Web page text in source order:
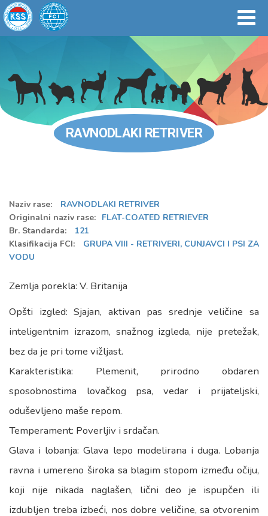
RAVNODLAKI RETRIVER
Naziv rase:
RAVNODLAKI RETRIVER
Originalni naziv rase: FLAT-COATED RETRIEVER
Br. Standarda:
121
Klasifikacija FCI:
GRUPA VIII - RETRIVERI, CUNJAVCI I PSI ZA
VODU
Zemlja porekla: V. Britanija
Opšti izgled: Sjajan, aktivan pas srednje veličine sa
inteligentnim izrazom, snažnog izgleda, nije pretežak,
bez da je pri tome vižljast.
Karakteristika: Plemenit, prirodno obdaren
sposobnostima lovačkog psa, vedar i prijateljski,
oduševljeno maše repom.
Temperament: Poverljiv i srdačan.
Glava i lobanja: Glava lepo modelirana i duga. Lobanja
ravna i umereno široka sa blagim stopom između očiju,
koji nije nikada naglašen, lični deo je ispupčen ili
izdubljen treba izbeći, nos dobre veličine, sa otvorenim